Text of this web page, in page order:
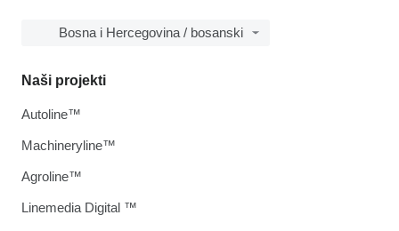
Bosna i Hercegovina / bosanski
Naši projekti
Autoline™
Machineryline™
Agroline™
Linemedia Digital ™